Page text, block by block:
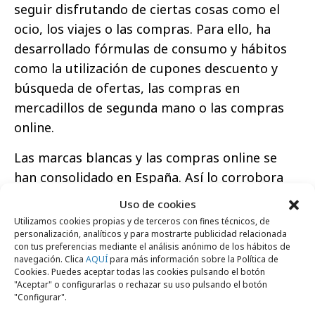
Uso de cookies
Utilizamos cookies propias y de terceros con fines técnicos, de
personalización, analíticos y para mostrarte publicidad relacionada
con tus preferencias mediante el análisis anónimo de los hábitos de
navegación. Clica AQUÍpara más información sobre la Política de
Cookies. Puedes aceptar todas las cookies pulsando el botón
"Aceptar" o configurarlas o rechazar su uso pulsando el botón
"Configurar".
seguir disfrutando de ciertas cosas como el
ocio, los viajes o las compras. Para ello, ha
desarrollado fórmulas de consumo y hábitos
como la utilización de cupones descuento y
búsqueda de ofertas, las compras en
mercadillos de segunda mano o las compras
online.
Las marcas blancas y las compras online se
han consolidado en España. Así lo corrobora
que el 58% de las personas ha comenzado a
comprarmarcas blancasdebido a la recesión
e, incluso, 3 de cada 10, seguirá consumiendo
este tipo de productos al concluir la crisis
económica. Respecto al comercio a través de
internet, el estudio manifiesta que el 44% de